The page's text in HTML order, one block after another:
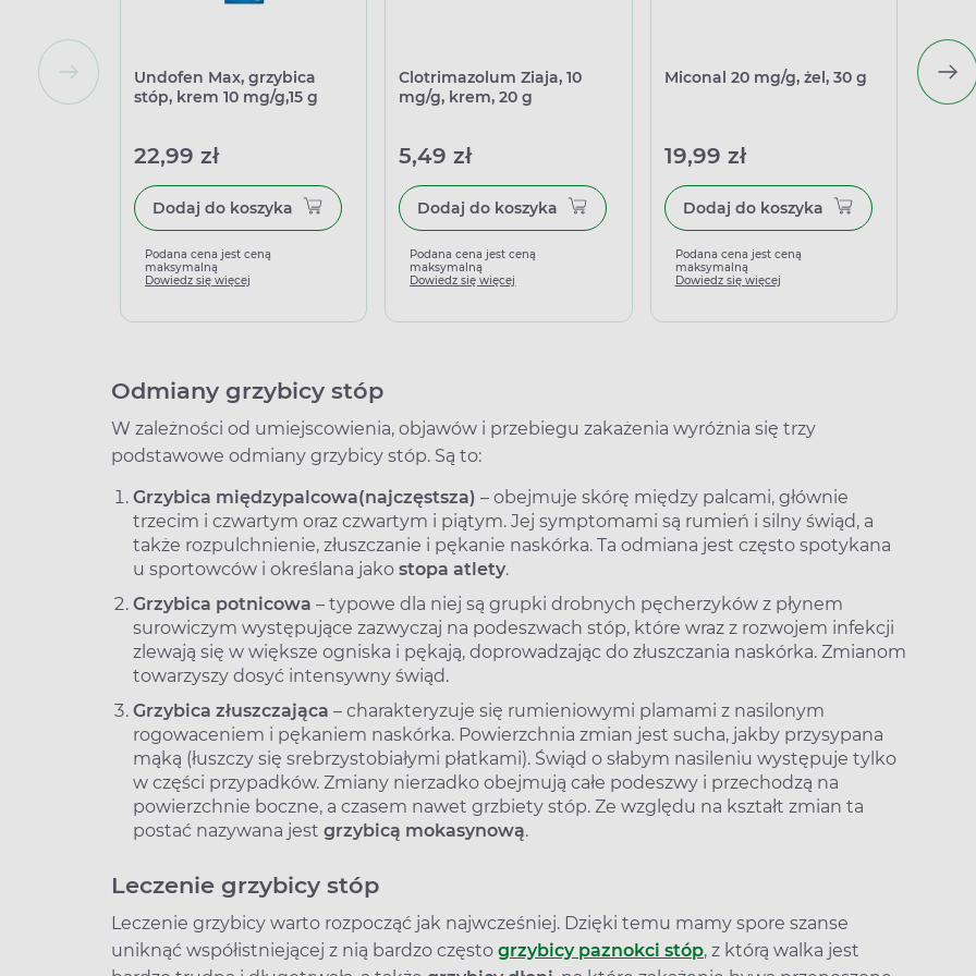
Undofen Max, grzybica
stóp, krem 10 mg/g,15 g
22,99 zł
Dodaj do koszyka
Podana cena jest ceną
maksymalną
Dowiedz się więcej
Clotrimazolum Ziaja, 10
mg/g, krem, 20 g
5,49 zł
Dodaj do koszyka
Podana cena jest ceną
maksymalną
Dowiedz się więcej
Miconal 20 mg/g, żel, 30 g
19,99 zł
Dodaj do koszyka
Podana cena jest ceną
maksymalną
Dowiedz się więcej
do
Odmiany grzybicy stóp
W zależności od umiejscowienia, objawów i przebiegu zakażenia wyróżnia się trzy
podstawowe odmiany grzybicy stóp. Są to:
Grzybica międzypalcowa(najczęstsza) – obejmuje skórę między palcami, głównie
trzecim i czwartym oraz czwartym i piątym. Jej symptomami są rumień i silny świąd, a
także rozpulchnienie, złuszczanie i pękanie naskórka. Ta odmiana jest często spotykana
u sportowców i określana jako stopa atlety.
Grzybica potnicowa – typowe dla niej są grupki drobnych pęcherzyków z płynem
surowiczym występujące zazwyczaj na podeszwach stóp, które wraz z rozwojem infekcji
zlewają się w większe ogniska i pękają, doprowadzając do złuszczania naskórka. Zmianom
towarzyszy dosyć intensywny świąd.
Grzybica złuszczająca – charakteryzuje się rumieniowymi plamami z nasilonym
rogowaceniem i pękaniem naskórka. Powierzchnia zmian jest sucha, jakby przysypana
mąką (łuszczy się srebrzystobiałymi płatkami). Świąd o słabym nasileniu występuje tylko
w części przypadków. Zmiany nierzadko obejmują całe podeszwy i przechodzą na
powierzchnie boczne, a czasem nawet grzbiety stóp. Ze względu na kształt zmian ta
postać nazywana jest grzybicą mokasynową.
Leczenie grzybicy stóp
Leczenie grzybicy warto rozpocząć jak najwcześniej. Dzięki temu mamy spore szanse
uniknąć współistniejącej z nią bardzo często grzybicy paznokci stóp, z którą walka jest